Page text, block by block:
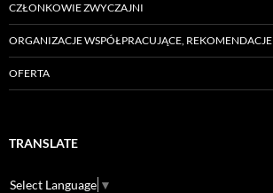
CZŁONKOWIE ZWYCZAJNI
ORGANIZACJE WSPÓŁPRACUJĄCE, REKOMENDACJE
OFERTA
TRANSLATE
Select Language ▼